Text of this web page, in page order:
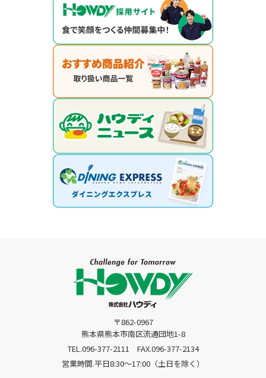
〒862-0967
熊本県熊本市南区流通団地1-8
TEL.096-377-2111
FAX.096-377-2134
営業時間.平日8:30〜17:00（土日を除く）